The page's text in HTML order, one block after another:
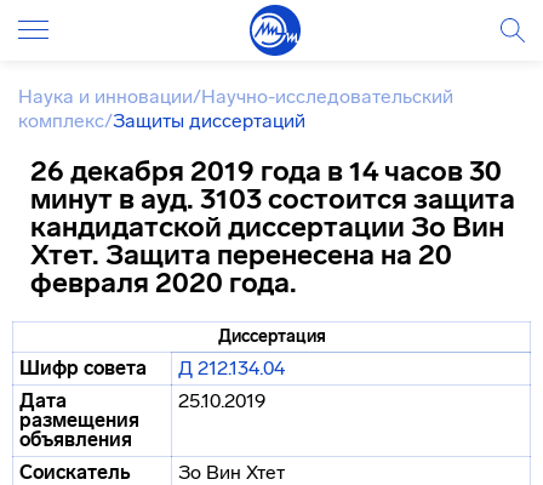
Наука и инновации/Научно-исследовательский
комплекс/Защиты диссертаций
26 декабря 2019 года в 14 часов 30
минут в ауд. 3103 состоится защита
кандидатской диссертации Зо Вин
Хтет. Защита перенесена на 20
февраля 2020 года.
Диссертация
Шифр совета
Д 212.134.04
Дата
размещения
объявления
25.10.2019
Соискатель
Зо Вин Хтет